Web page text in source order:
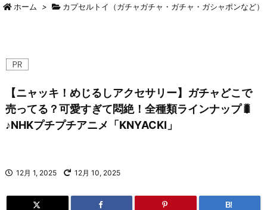
ホーム > カプセルトイ（ガチャガチャ・ガチャ・ガシャポンなど）
【ニャッキ！めじるしアクセサリー】ガチャどこで
売ってる？可愛すぎて悶絶！全種類ラインナップ🐛
♪NHKプチプチアニメ「KNYACKI」
12月 1, 2025 12月 10, 2025
B!